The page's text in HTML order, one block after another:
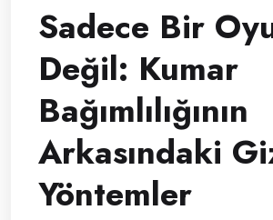
Sadece Bir
Değil: Kumar
Bağımlılığının
Arkasındaki
Yöntemler